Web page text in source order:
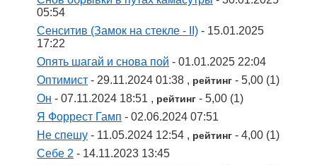
05:54
Сенситив (Замок на стекле - II) - 15.01.2025
17:22
Опять шагай и снова пой - 01.01.2025 22:04
Оптимист - 29.11.2024 01:38 , рейтинг - 5,00 (1)
Он - 07.11.2024 18:51 , рейтинг - 5,00 (1)
Я Форрест Гамп - 02.06.2024 07:51
Не спешу - 11.05.2024 12:54 , рейтинг - 4,00 (1)
Себе 2 - 14.11.2023 13:45